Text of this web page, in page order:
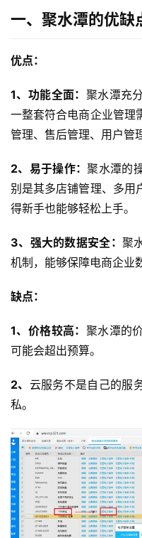
一、聚水潭的优缺
优点：
1、功能全面： 聚水潭充
一整套符合电商企业管理
管理、售后管理、用户管
2、易于操作：聚水潭的
别是其多店铺管理、多用
得新手也能够轻松上手。
3、强大的数据安全： 聚
机制，能够保障电商企业
缺点：
1、价格较高： 聚水潭的
可能会超出预算。
2、 云服务不是自己的服
私。